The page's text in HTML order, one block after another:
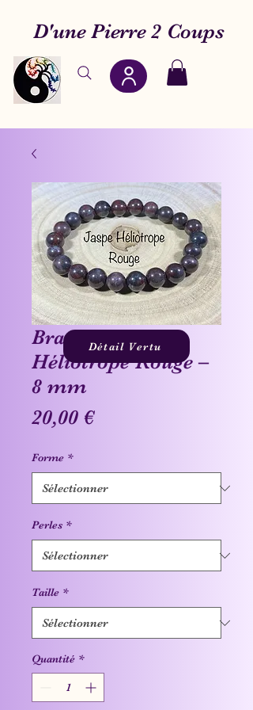
D'une Pierre 2 Coups
Bracelet Jaspe
Héliotrope Rouge –
8 mm
20,00 €Prix
Forme *
Perles *
Taille *
Quantité *
Détail Vertu